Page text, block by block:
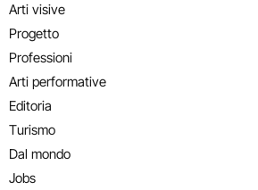
Arti visive
Progetto
Professioni
Arti performative
Editoria
Turismo
Dal mondo
Jobs